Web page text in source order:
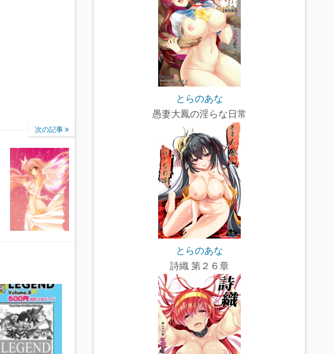
次の記事
とらのあな
愚妻大鳳の淫らな日常
とらのあな
詩織 第２６章